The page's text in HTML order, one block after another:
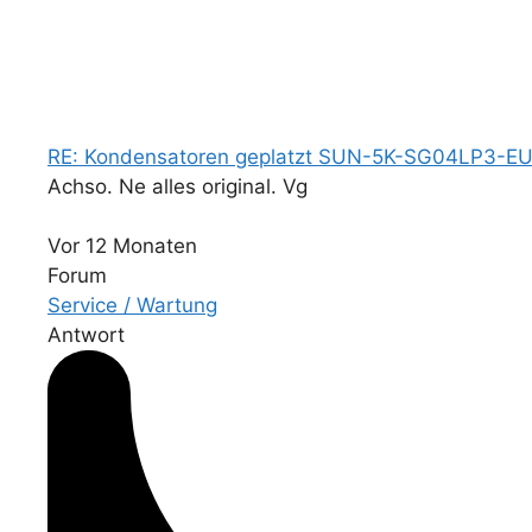
RE: Kondensatoren geplatzt SUN-5K-SG04LP3-EU
Achso. Ne alles original. Vg
Vor 12 Monaten
Forum
Service / Wartung
Antwort